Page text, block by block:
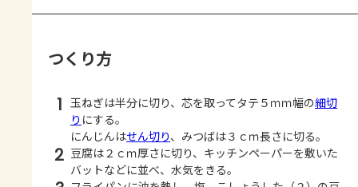
つくり方
1 玉ねぎは半分に切り、芯を取ってタテ５ｍｍ幅の細切
り にする。
にんじんはせん切り、みつばは３ｃｍ長さに切る。
2 豆腐は２ｃｍ厚さに切り、キッチンペーパーを敷いた
バットなどに並べ、水気をきる。